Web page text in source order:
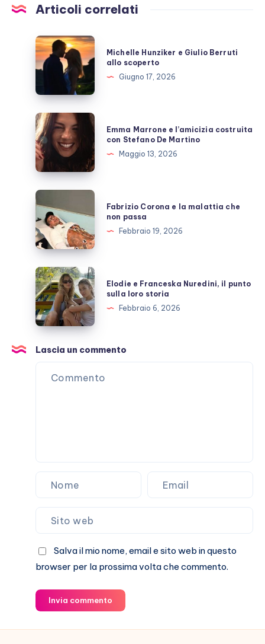
Articoli correlati
Michelle
Hunziker
e
Berruti
allo
scoperto
Michelle Hunziker e Giulio Berruti
allo scoperto
Giugno 17, 2026
Emma
Marrone
e
l’amicizia
costruita
con
Stefano
De
Martino
Emma Marrone e l’amicizia costruita
con Stefano De Martino
Maggio 13, 2026
Fabrizio
Corona
e
la
malattia
che
non
passa
Fabrizio Corona e la malattia che
non passa
Febbraio 19, 2026
Elodie
e
Franceska
Nuredini,
punto
sulla
Elodie e Franceska Nuredini, il punto
sulla loro storia
Febbraio 6, 2026
Lascia un commento
Salva il mio nome, email e sito web in questo
browser per la prossima volta che commento.
Invia commento